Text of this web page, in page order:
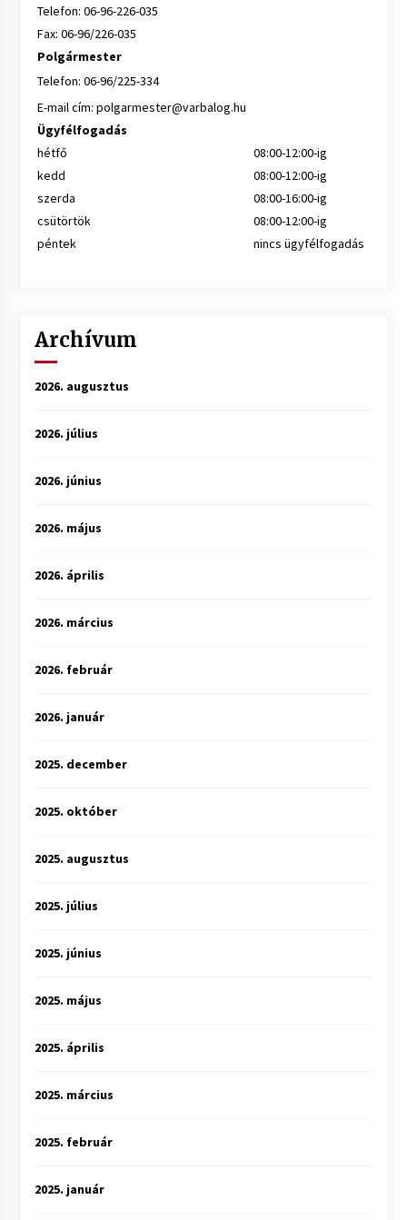
Telefon: 06-96-226-035
Fax: 06-96/226-035
Polgármester
Telefon: 06-96/225-334
E-mail cím: polgarmester@varbalog.hu
Ügyfélfogadás
hétfő
08:00-12:00-ig
kedd
08:00-12:00-ig
szerda
08:00-16:00-ig
csütörtök
08:00-12:00-ig
péntek
nincs ügyfélfogadás
Archívum
2026. augusztus
2026. július
2026. június
2026. május
2026. április
2026. március
2026. február
2026. január
2025. december
2025. október
2025. augusztus
2025. július
2025. június
2025. május
2025. április
2025. március
2025. február
2025. január